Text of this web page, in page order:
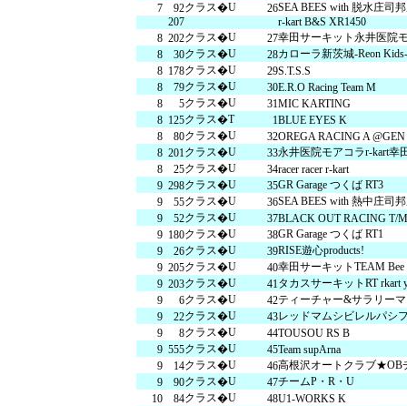
大人も楽しめるレーシングカート
もてぎロードレース もてぎ
交通教育センターもてぎ スクール・走
森のレストラン MARCHERANT
7
92クラス�U 26SEA BEES with 脱水庄司
207
r-kart B&S XR1450
8 202クラス�U 27幸田サーキット永井医院
8
30クラス�U 28カローラ新茨城-Reon
8 178クラス�U 29S.T.S.S
8
79クラス�U 30E.R.O Racing Team M
8
5クラス�U 31MIC KARTING
8 125クラス�T 1BLUE EYES K
8
80クラス�U 32OREGA RACING A @GEN
8 201クラス�U 33永井医院モアコラr-kart幸
8
25クラス�U 34racer racer r-kart
9 298クラス�U 35GR Garage つくば RT3
9
55クラス�U 36SEA BEES with 熱中庄司
9
52クラス�U 37BLACK OUT RACING T/M
9 180クラス�U 38GR Garage つくば RT1
9
26クラス�U 39RISE遊心products!
9 205クラス�U 40幸田サーキットTEAM
9 203クラス�U 41タカスサーキットRT rkart
9
6クラス�U 42ティーチャー&サラリー
9
22クラス�U 43レッドマムシビレルパシ
9
8クラス�U 44TOUSOU RS B
9 555クラス�U 45Team supArna
9
14クラス�U 46高根沢オートクラブ★OB
9
90クラス�U 47チームP・R・U
10
84クラス�U 48U1-WORKS K